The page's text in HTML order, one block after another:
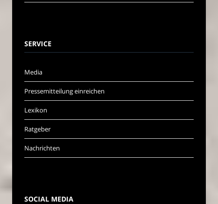
SERVICE
Media
Pressemitteilung einreichen
Lexikon
Ratgeber
Nachrichten
SOCIAL MEDIA